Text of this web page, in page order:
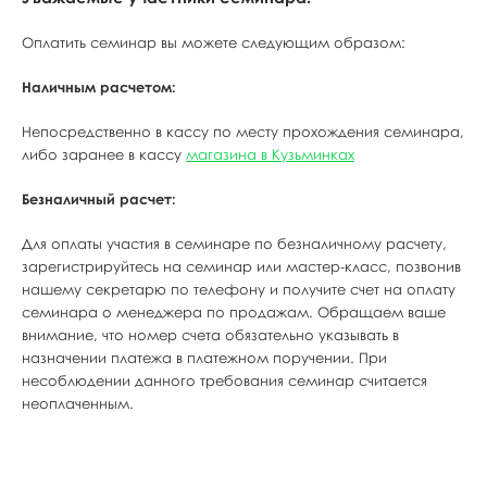
Оплатить семинар вы можете следующим образом:
Наличным расчетом:
Непосредственно в кассу по месту прохождения семинара,
либо заранее в кассу магазина в Кузьминках
Безналичный расчет:
Для оплаты участия в семинаре по безналичному расчету,
зарегистрируйтесь на семинар или мастер-класс, позвонив
нашему секретарю по телефону и получите счет на оплату
семинара о менеджера по продажам. Обращаем ваше
внимание, что номер счета обязательно указывать в
назначении платежа в платежном поручении. При
несоблюдении данного требования семинар считается
неоплаченным.